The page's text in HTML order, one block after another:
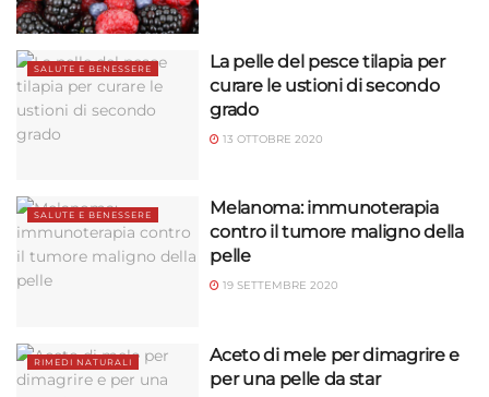
SALUTE E BENESSERE
La pelle del pesce tilapia per
curare le ustioni di secondo
grado
13 OTTOBRE 2020
SALUTE E BENESSERE
Melanoma: immunoterapia
contro il tumore maligno della
pelle
19 SETTEMBRE 2020
RIMEDI NATURALI
Aceto di mele per dimagrire e
per una pelle da star